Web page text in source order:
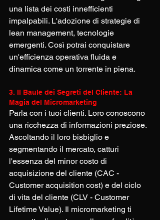
una lista dei costi innefficienti
impalpabili. L'adozione di strategie di
lean management, tecnologie
emergenti. Così potrai conquistare
un'efficienza operativa fluida e
dinamica come un torrente in piena.
3. Il Baule dei Segreti del Cliente: La
Magia del Micromarketing
Parla con i tuoi clienti. Loro conoscono
una ricchezza di informazioni preziose.
Ascoltando il loro bisbiglio e
segmentando il mercato, catturi
l'essenza del minor costo di
acquisizione del cliente (CAC -
Customer acquisition cost) e del ciclo
di vita del cliente (CLV - Customer
Lifetime Value). Il micromarketing ti